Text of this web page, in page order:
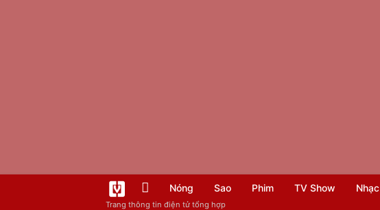
Trang thông tin điện tử tổng hợp
Nóng Sao Phim TV Show Nhạc